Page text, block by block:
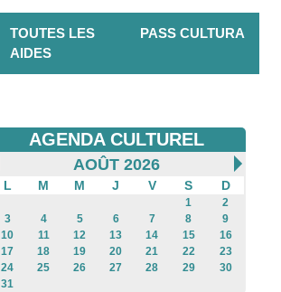
TOUTES LES
AIDES
PASS CULTURA
AGENDA CULTUREL
AOÛT 2026
L M M J V S D
1
2
3
4 5 6 7 8
9
10
11 12 13 14 15
16
17
18 19 20 21 22
23
24
25 26 27 28 29
30
31